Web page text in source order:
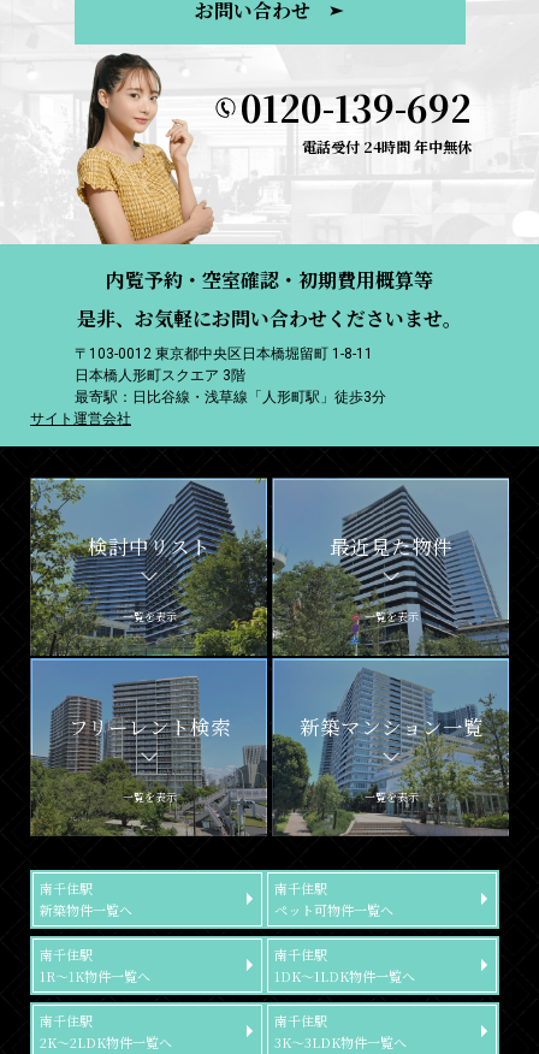
お問い合わせ
0120-139-692
電話受付 24時間 年中無休
内覧予約・空室確認・初期費用概算等
是非、お気軽にお問い合わせくださいませ。
〒103-0012 東京都中央区日本橋堀留町 1-8-11
日本橋人形町スクエア 3階
最寄駅：日比谷線・浅草線「人形町駅」徒歩3分
サイト運営会社
検討中リスト
一覧を表示
最近見た物件
一覧を表示
フリーレント検索
一覧を表示
新築マンション一覧
一覧を表示
南千住駅
新築物件一覧へ
南千住駅
ペット可物件一覧へ
南千住駅
1R～1K物件一覧へ
南千住駅
1DK～1LDK物件一覧へ
南千住駅
2K～2LDK物件一覧へ
南千住駅
3K～3LDK物件一覧へ